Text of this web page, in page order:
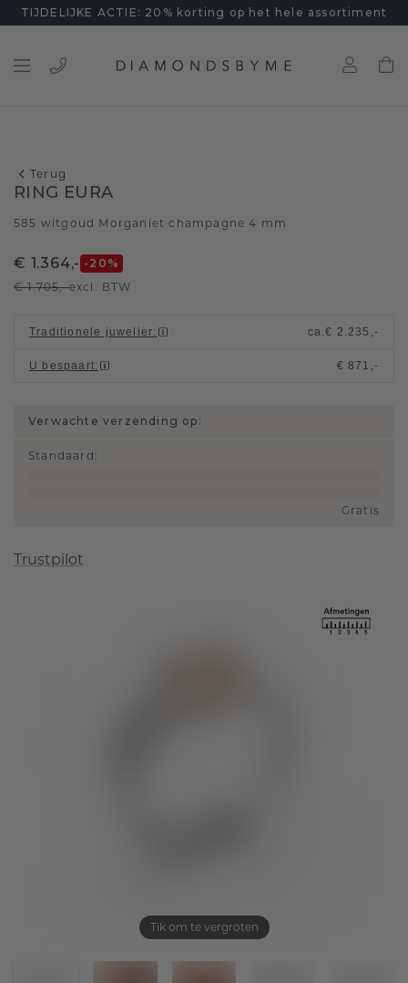
TIJDELIJKE ACTIE: 20% korting op het hele assortiment
Terug
Tik om te vergroten
RING EURA
585 witgoud Morganiet champagne 4 mm
€ 1.364,- -20 %
€ 1.705,-excl. BTW
Traditionele juwelier: ca.€ 2.235,-
U bespaart: € 871,-
Verwachte verzending op:
Standaard :
Gratis
Trustpilot